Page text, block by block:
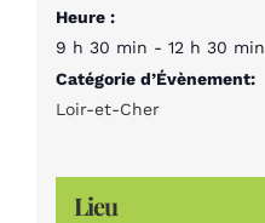
Heure :
9 h 30 min - 12 h 30 min
Catégorie d’Évènement:
Loir-et-Cher
Lieu